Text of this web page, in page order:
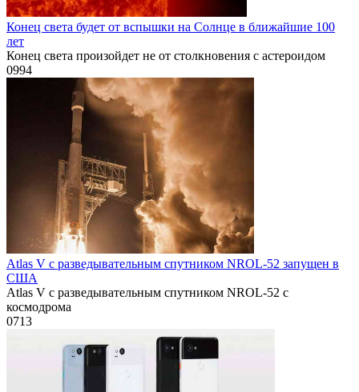
Конец света будет от вспышки на Солнце в ближайшие 100
лет
Конец света произойдет не от столкновения с астероидом
0994
Atlas V с разведывательным спутником NROL-52 запущен в
США
Atlas V с разведывательным спутником NROL-52 с
космодрома
0713